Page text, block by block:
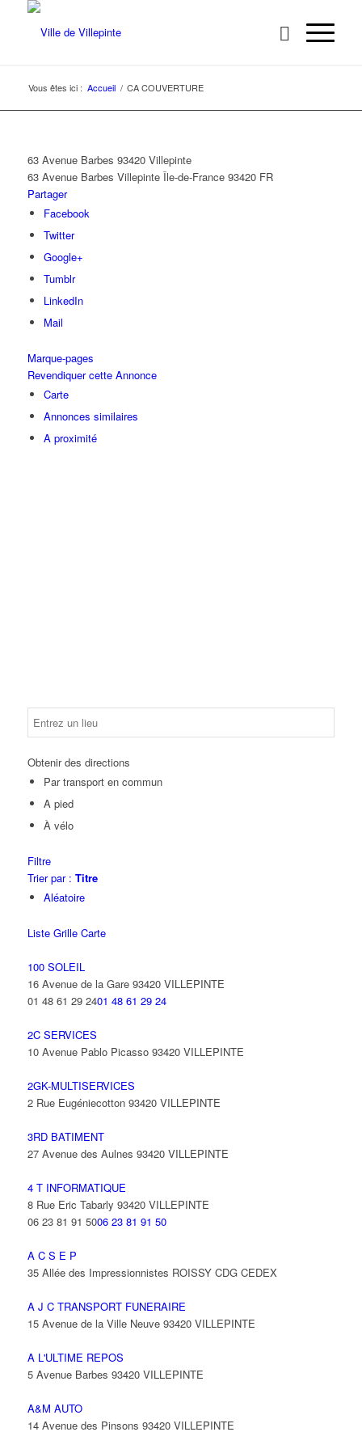
Vous êtes ici : Accueil / CA COUVERTURE
63 Avenue Barbes 93420 Villepinte
63 Avenue Barbes Villepinte Île-de-France 93420 FR
Partager
Facebook
Twitter
Google+
Tumblr
LinkedIn
Mail
Marque-pages
Revendiquer cette Annonce
Carte
Annonces similaires
A proximité
Obtenir des directions
Par transport en commun
A pied
À vélo
Filtre
Trier par : Titre
Aléatoire
Liste Grille Carte
100 SOLEIL
16 Avenue de la Gare 93420 VILLEPINTE
01 48 61 29 2401 48 61 29 24
2C SERVICES
10 Avenue Pablo Picasso 93420 VILLEPINTE
2GK-MULTISERVICES
2 Rue Eugéniecotton 93420 VILLEPINTE
3RD BATIMENT
27 Avenue des Aulnes 93420 VILLEPINTE
4 T INFORMATIQUE
8 Rue Eric Tabarly 93420 VILLEPINTE
06 23 81 91 5006 23 81 91 50
A C S E P
35 Allée des Impressionnistes ROISSY CDG CEDEX
A J C TRANSPORT FUNERAIRE
15 Avenue de la Ville Neuve 93420 VILLEPINTE
A L'ULTIME REPOS
5 Avenue Barbes 93420 VILLEPINTE
A&M AUTO
14 Avenue des Pinsons 93420 VILLEPINTE